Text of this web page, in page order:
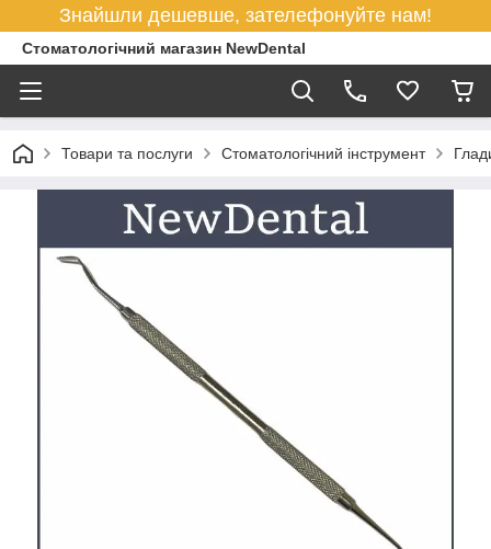
Знайшли дешевше, зателефонуйте нам!
Стоматологічний магазин NewDental
Товари та послуги Стоматологічний інструмент